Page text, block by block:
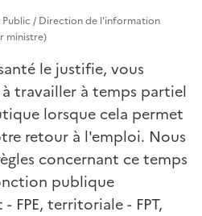
Public / Direction de l'information
ministre)
le justifie, vous
travailler à temps partiel
lorsque cela permet
retour à l'emploi. Nous
concernant ce temps
publique
FPE, territoriale - FPT,